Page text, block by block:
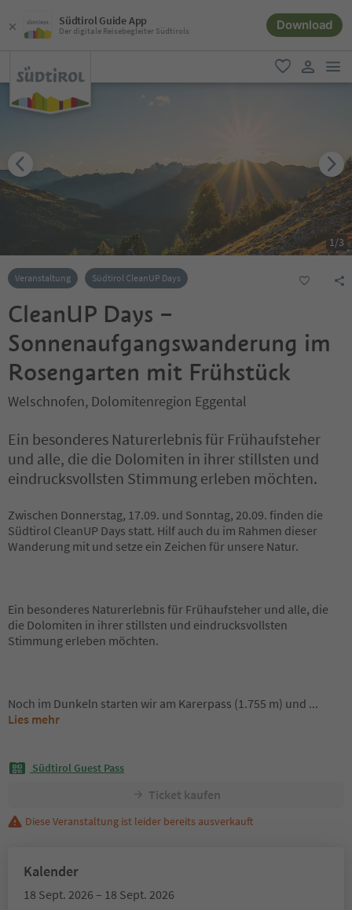
Südtirol Guide App
Der digitale Reisebegleiter Südtirols Download
favorit
user link
1/3
Veranstaltung Südtirol CleanUP Days
CleanUP Days –
Sonnenaufgangswanderung im
Rosengarten mit Frühstück
Welschnofen, Dolomitenregion Eggental
Ein besonderes Naturerlebnis für Frühaufsteher
und alle, die die Dolomiten in ihrer stillsten und
eindrucksvollsten Stimmung erleben möchten.
Zwischen Donnerstag, 17.09. und Sonntag, 20.09. finden die
Südtirol CleanUP Days statt. Hilf auch du im Rahmen dieser
Wanderung mit und setze ein Zeichen für unsere Natur.
Ein besonderes Naturerlebnis für Frühaufsteher und alle, die
die Dolomiten in ihrer stillsten und eindrucksvollsten
Stimmung erleben möchten.
Noch im Dunkeln starten wir am Karerpass (1.755 m) und ...
Lies mehr
Südtirol Guest Pass
Ticket kaufen
Diese Veranstaltung ist leider bereits ausverkauft
Kalender
18 Sept. 2026 – 18 Sept. 2026